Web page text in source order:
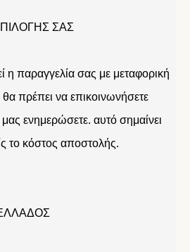
ΣΑΣ
η παραγγελία σας με μεταφορική
πρέπει να επικοινωνήσετε
ενημερώσετε. αυτό σημαίνει
το κόστος αποστολής.